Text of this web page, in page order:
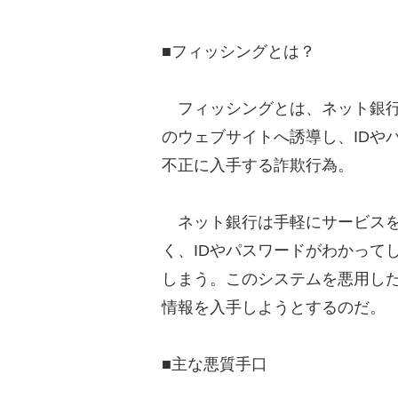
■フィッシングとは？
フィッシングとは、ネット銀
のウェブサイトへ誘導し、IDや
不正に入手する詐欺行為。
ネット銀行は手軽にサービス
く、IDやパスワードがわかって
しまう。このシステムを悪用し
情報を入手しようとするのだ。
■主な悪質手口